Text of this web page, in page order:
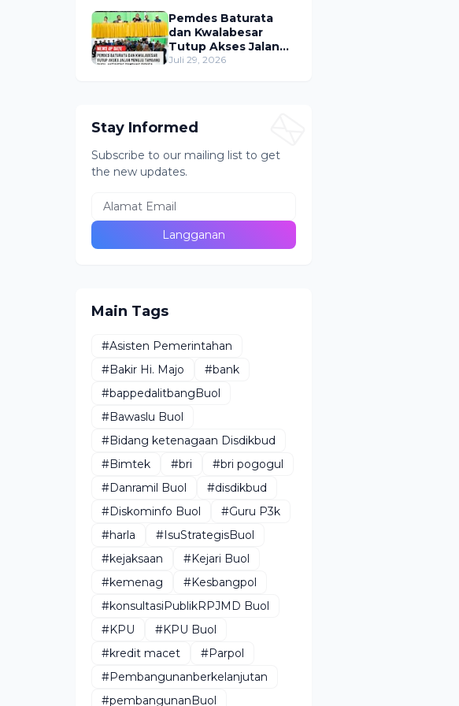
Lokasi Tak Resmi
Pemdes Baturata
dan Kwalabesar
Tutup Akses Jalan
Menuju PETI Bugu,
Juli 29, 2026
Stay Informed
Subscribe to our mailing list to get
the new updates.
Main Tags
#Asisten Pemerintahan
#Bakir Hi. Majo
#bank
#bappedalitbangBuol
#Bawaslu Buol
#Bidang ketenagaan Disdikbud
#Bimtek
#bri
#bri pogogul
#Danramil Buol
#disdikbud
#Diskominfo Buol
#Guru P3k
#harla
#IsuStrategisBuol
#kejaksaan
#Kejari Buol
#kemenag
#Kesbangpol
#konsultasiPublikRPJMD Buol
#KPU
#KPU Buol
#kredit macet
#Parpol
#Pembangunanberkelanjutan
#pembangunanBuol